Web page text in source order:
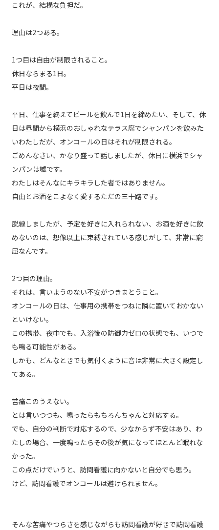
これが、結構な負担だ。
理由は2つある。
1つ目は自由が制限されること。
休日ならまる1日。
平日は夜間。
平日、仕事を終えてビールを飲んで1日を締めたい、そして、休
日は昼間から横浜のおしゃれなテラス席でシャンパンを飲みた
いわたしだが、オンコールの日はそれが制限される。
ごめんなさい、かなり盛って話しましたが、休日に横浜でシャ
ンパンは嘘です。
わたしはそんなにキラキラした者ではありません。
自由とお酒をこよなく愛するただの三十路です。
脱線しましたが、予定を好きに入れられない、お酒を好きに飲
めないのは、想像以上に束縛されている感じがして、非常に窮
屈なんです。
2つ目の理由。
それは、言いようのない不安がつきまとうこと。
オンコールの日は、仕事用の携帯をつねに隣に置いておかない
といけない。
この携帯、夜中でも、入浴後の防御力ゼロの状態でも、いつで
も鳴る可能性がある。
しかも、どんなときでも気付くように音は非常に大きく設定し
てある。
苦痛このうえない。
とは言いつつも、鳴ったらもちろんちゃんと対応する。
でも、自分の判断で対応するので、少なからず不安はあり、わ
たしの場合、一度鳴ったらその後が気になってほとんど眠れな
かった。
この点だけでいうと、訪問看護に向かないと自分でも思う。
けど、訪問看護でオンコールは避けられません。
そんな苦痛やつらさを感じながらも訪問看護が好きで訪問看護